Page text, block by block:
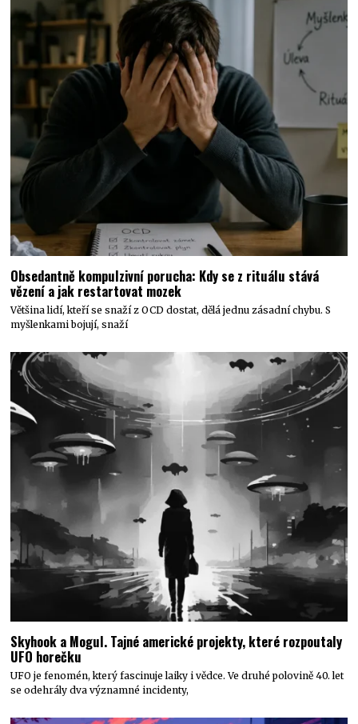
Obsedantně kompulzivní porucha: Kdy se z rituálu stává
vězení a jak restartovat mozek
Většina lidí, kteří se snaží z OCD dostat, dělá jednu zásadní chybu. S
myšlenkami bojují, snaží
Skyhook a Mogul. Tajné americké projekty, které rozpoutaly
UFO horečku
UFO je fenomén, který fascinuje laiky i vědce. Ve druhé polovině 40. let
se odehrály dva významné incidenty,